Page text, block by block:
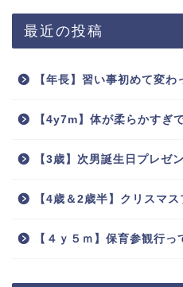
最近の投稿
【年長】習い事初めて変わ
【4y7m】体が柔らかすぎ
【3歳】次男誕生日プレゼ
【4歳＆2歳半】クリスマス
【４ｙ５ｍ】保育参観行っ